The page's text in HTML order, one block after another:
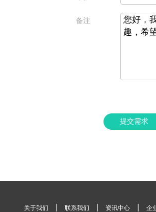
备注
提交需求
关于我们 联系我们 资讯中心 企